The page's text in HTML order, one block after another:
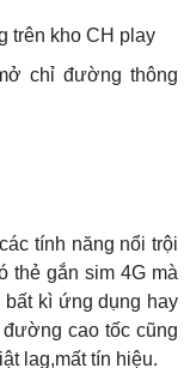
trên kho CH play
chỉ đường thông
tính năng nổi trội
thẻ gắn sim 4G mà
bất kì ứng dụng hay
cao tốc cũng
lag,mất tín hiệu.